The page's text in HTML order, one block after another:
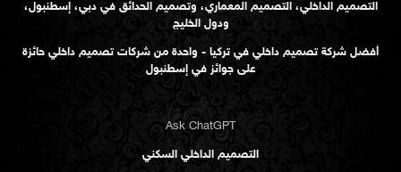
التصميم الداخلي، التصميم المعماري، وتصميم الحدائق في دبي، إسطنبول،
ودول الخليج
أفضل شركة تصميم داخلي في تركيا - واحدة من شركات تصميم داخلي حائزة
على جوائز في إسطنبول
Ask ChatGPT
التصميم الداخلي السكني